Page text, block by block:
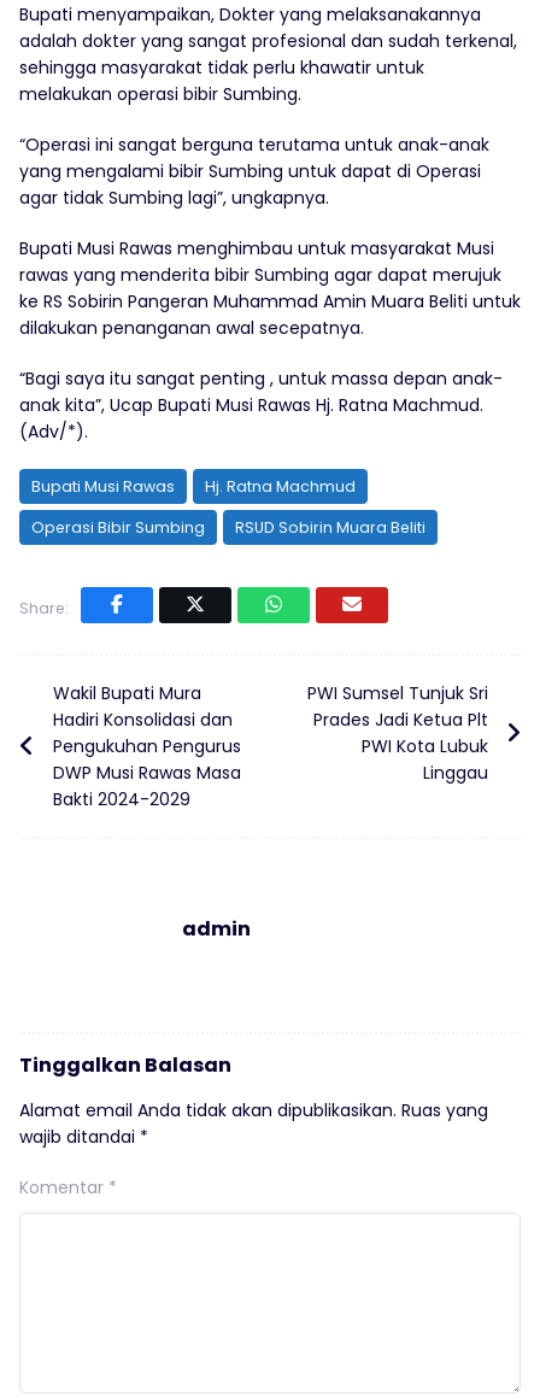
Bupati menyampaikan, Dokter yang melaksanakannya
adalah dokter yang sangat profesional dan sudah terkenal,
sehingga masyarakat tidak perlu khawatir untuk
melakukan operasi bibir Sumbing.
“Operasi ini sangat berguna terutama untuk anak-anak
yang mengalami bibir Sumbing untuk dapat di Operasi
agar tidak Sumbing lagi”, ungkapnya.
Bupati Musi Rawas menghimbau untuk masyarakat Musi
rawas yang menderita bibir Sumbing agar dapat merujuk
ke RS Sobirin Pangeran Muhammad Amin Muara Beliti untuk
dilakukan penanganan awal secepatnya.
“Bagi saya itu sangat penting , untuk massa depan anak-
anak kita”, Ucap Bupati Musi Rawas Hj. Ratna Machmud.
(Adv/*).
Bupati Musi Rawas
Hj. Ratna Machmud
Operasi Bibir Sumbing
RSUD Sobirin Muara Beliti
Share:
Wakil Bupati Mura
Hadiri Konsolidasi dan
Pengukuhan Pengurus
DWP Musi Rawas Masa
Bakti 2024-2029
PWI Sumsel Tunjuk Sri
Prades Jadi Ketua Plt
PWI Kota Lubuk
Linggau
admin
Tinggalkan Balasan
Alamat email Anda tidak akan dipublikasikan. Ruas yang
wajib ditandai *
Komentar *